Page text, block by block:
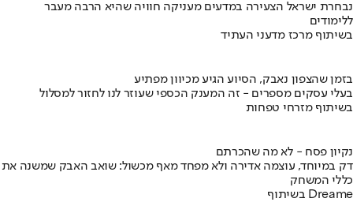
נבחרת ישראל הצעירה במדעים מעניקה חוויה שהיא הרבה מעבר
ללימודים
בשיתוף מרכז מדעני העתיד
בזמן שהצפון נאבק, הסיוע הגיע מכיוון מפתיע
בעלי עסקים מספרים - זה המענק הכספי שעוזר לנו לחזור למסלול
בשיתוף מזרחי טפחות
נקיון פסח - לא מה שהכרתם
דק במיוחד, עוצמה אדירה ולא מפחד מאף מכשול: שואב האבק שמשנה את
כללי המשחק
בשיתוף Dreame